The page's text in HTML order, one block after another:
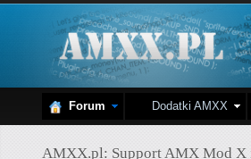
Forum Dodatki AMXX
AMXX.pl: Support AMX Mod X